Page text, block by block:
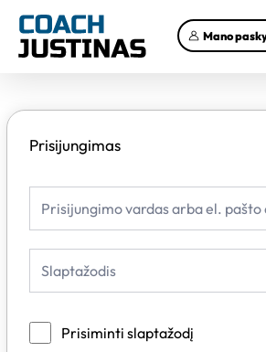
prie
turinio
Mano
Prisijungimas
Prisiminti slaptažodį